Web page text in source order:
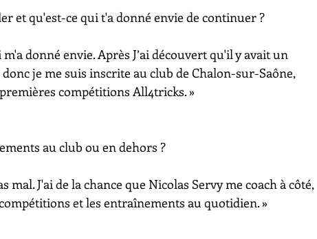
et qu'est-ce qui t'a donné envie de continuer ?
donné envie. Après J’ai découvert qu'il y avait un
je me suis inscrite au club de Chalon-sur-Saône,
compétitions All4tricks. »
au club ou en dehors ?
J'ai de la chance que Nicolas Servy me coach à côté,
et les entraînements au quotidien. »